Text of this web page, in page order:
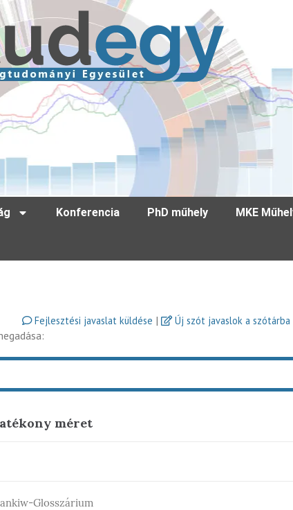
Konferencia PhD műhely MKE
Fejlesztési javaslat küldése | Új szót javaslok a szótárba
méret
Glosszárium